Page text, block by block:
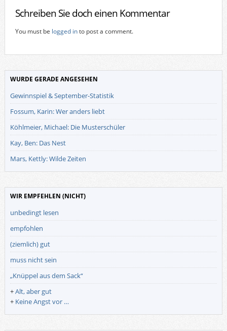
Schreiben Sie doch einen Kommentar
You must be logged into post a comment.
WURDE GERADE ANGESEHEN
Gewinnspiel & September-Statistik
Fossum, Karin: Wer anders liebt
Köhlmeier, Michael: Die Musterschüler
Kay, Ben: Das Nest
Mars, Kettly: Wilde Zeiten
WIR EMPFEHLEN (NICHT)
unbedingt lesen
empfohlen
(ziemlich) gut
muss nicht sein
„Knüppel aus dem Sack“
+Alt, aber gut
+ Keine Angst vor …